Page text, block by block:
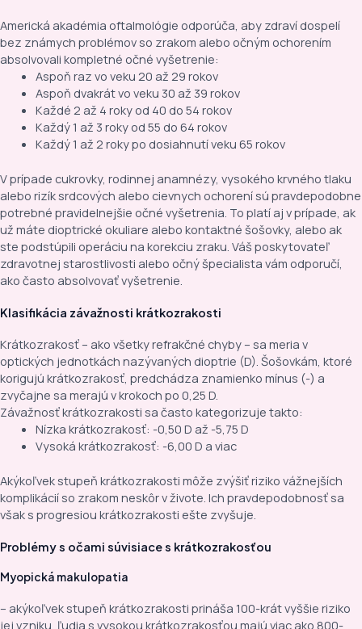
Americká akadémia oftalmológie odporúča, aby zdraví dospelí
bez známych problémov so zrakom alebo očným ochorením
absolvovali kompletné očné vyšetrenie:
Aspoň raz vo veku 20 až 29 rokov
Aspoň dvakrát vo veku 30 až 39 rokov
Každé 2 až 4 roky od 40 do 54 rokov
Každý 1 až 3 roky od 55 do 64 rokov
Každý 1 až 2 roky po dosiahnutí veku 65 rokov
V prípade cukrovky, rodinnej anamnézy, vysokého krvného tlaku
alebo rizík srdcových alebo cievnych ochorení sú pravdepodobne
potrebné pravidelnejšie očné vyšetrenia. To platí aj v prípade, ak
už máte dioptrické okuliare alebo kontaktné šošovky, alebo ak
ste podstúpili operáciu na korekciu zraku. Váš poskytovateľ
zdravotnej starostlivosti alebo očný špecialista vám odporučí,
ako často absolvovať vyšetrenie.
Klasifikácia závažnosti krátkozrakosti
Krátkozrakosť – ako všetky refrakčné chyby – sa meria v
optických jednotkách nazývaných dioptrie (D). Šošovkám, ktoré
korigujú krátkozrakosť, predchádza znamienko mínus (-) a
zvyčajne sa merajú v krokoch po 0,25 D.
Závažnosť krátkozrakosti sa často kategorizuje takto:
Nízka krátkozrakosť: -0,50 D až -5,75 D
Vysoká krátkozrakosť: -6,00 D a viac
Akýkoľvek stupeň krátkozrakosti môže zvýšiť riziko vážnejších
komplikácií so zrakom neskôr v živote. Ich pravdepodobnosť sa
však s progresiou krátkozrakosti ešte zvyšuje.
Problémy s očami súvisiace s krátkozrakosťou
Myopická makulopatia
– akýkoľvek stupeň krátkozrakosti prináša 100-krát vyššie riziko
jej vzniku, ľudia s vysokou krátkozrakosťou majú viac ako 800-